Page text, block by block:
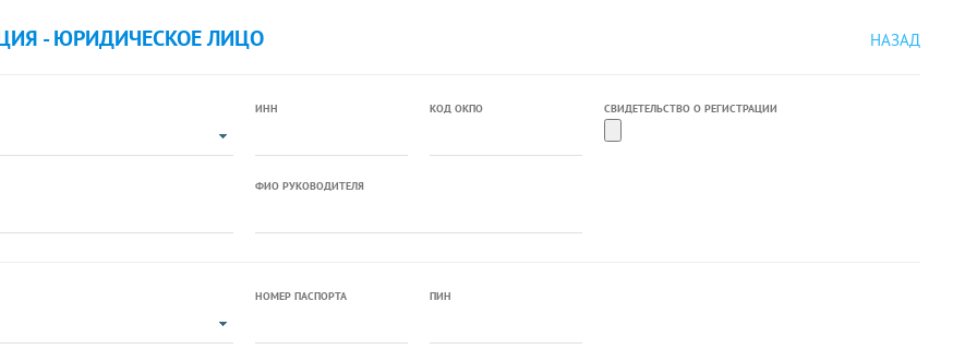
- ЮРИДИЧЕСКОЕ ЛИЦО НАЗАД
ИНН КОД ОКПО СВИДЕТЕЛЬСТВО О РЕГИСТРАЦИИ
ФИО РУКОВОДИТЕЛЯ
НОМЕР ПАСПОРТА ПИН